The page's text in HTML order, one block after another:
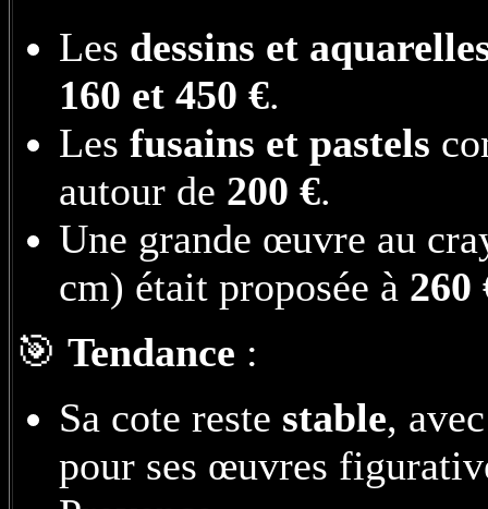
Les dessins et
160 et 450 €.
Les fusains et pastels
autour de 200 €.
Une grande œuvre au
cm) était proposée à 260
🎯 Tendance :
Sa cote reste stable,
pour ses œuvres